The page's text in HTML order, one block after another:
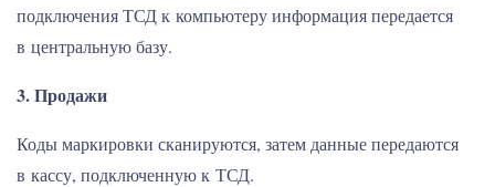
подключения ТСД к компьютеру информация передается
в центральную базу.
3. Продажи
Коды маркировки сканируются, затем данные передаются
в кассу, подключенную к ТСД.